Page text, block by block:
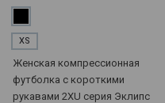
XS
Женская компрессионная
футболка с короткими
рукавами 2XU серия Эклипс